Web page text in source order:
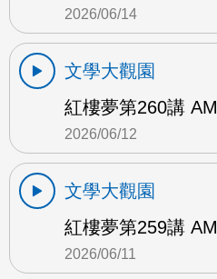
2026/06/14
文學大觀園
紅樓夢第260講 AM
2026/06/12
文學大觀園
紅樓夢第259講 AM
2026/06/11